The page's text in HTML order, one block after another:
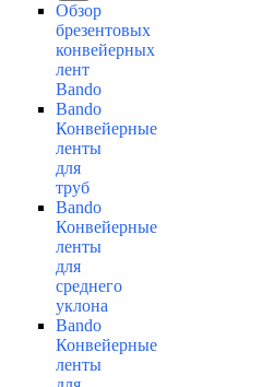
Обзор
брезентовых
конвейерных
лент
Bando
Bando
Конвейерные
ленты
для
труб
Bando
Конвейерные
ленты
для
среднего
уклона
Bando
Конвейерные
ленты